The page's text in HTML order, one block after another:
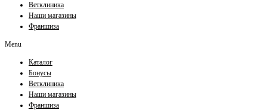
Ветклиника
Наши магазины
Франшиза
Menu
Каталог
Бонусы
Ветклиника
Наши магазины
Франшиза